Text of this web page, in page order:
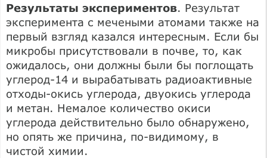
Результаты экспериментов. Результат
эксперимента с мечеными атомами также на
первый взгляд казался интересным. Если бы
микробы присутствовали в почве, то, как
ожидалось, они должны были бы поглощать
углерод-14 и вырабатывать радиоактивные
отходы-окись углерода, двуокись углерода
и метан. Немалое количество окиси
углерода действительно было обнаружено,
но опять же причина, по-видимому, в
чистой химии.